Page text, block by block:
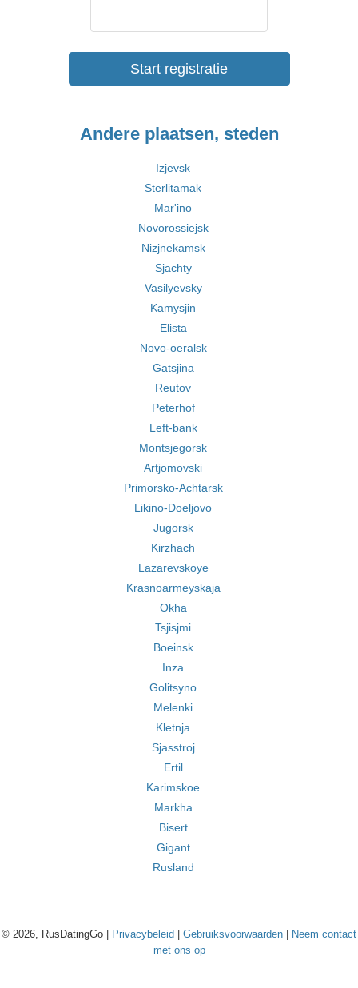
Start registratie
Andere plaatsen, steden
Izjevsk
Sterlitamak
Mar'ino
Novorossiejsk
Nizjnekamsk
Sjachty
Vasilyevsky
Kamysjin
Elista
Novo-oeralsk
Gatsjina
Reutov
Peterhof
Left-bank
Montsjegorsk
Artjomovski
Primorsko-Achtarsk
Likino-Doeljovo
Jugorsk
Kirzhach
Lazarevskoye
Krasnoarmeyskaja
Okha
Tsjisjmi
Boeinsk
Inza
Golitsyno
Melenki
Kletnja
Sjasstroj
Ertil
Karimskoe
Markha
Bisert
Gigant
Rusland
© 2026, RusDatingGo | Privacybeleid Gebruiksvoorwaarden
Neem contact
met ons op